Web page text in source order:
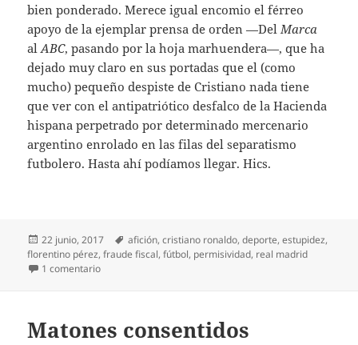
bien ponderado. Merece igual encomio el férreo
apoyo de la ejemplar prensa de orden —Del Marca
alABC, pasando por la hoja marhuendera—, que ha
dejado muy claro en sus portadas que el (como
mucho) pequeño despiste de Cristiano nada tiene
que ver con el antipatriótico desfalco de la Hacienda
hispana perpetrado por determinado mercenario
argentino enrolado en las filas del separatismo
futbolero. Hasta ahí podíamos llegar. Hics.
Publicado
el
22 junio, 2017 Etiquetas
afición,cristiano ronaldo,deporte,estupidez,
florentino pérez,fraude fiscal,fútbol, permisividad, real madrid
1 comentarioen Salvemos a Cristiano
Matones consentidos